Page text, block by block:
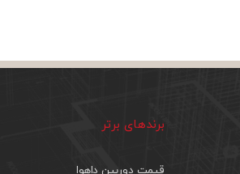
برندهای برتر
قیمت دوربین داهوا